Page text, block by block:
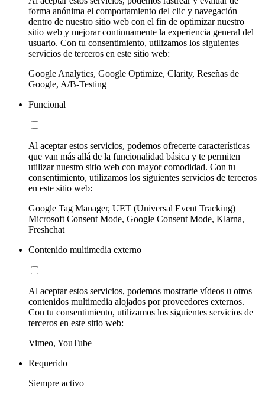
forma anónima el comportamiento del clic y navegación
dentro de nuestro sitio web con el fin de optimizar nuestro
sitio web y mejorar continuamente la experiencia general del
usuario. Con tu consentimiento, utilizamos los siguientes
servicios de terceros en este sitio web:
Google Analytics, Google Optimize, Clarity, Reseñas de
Google, A/B-Testing
Funcional
Al aceptar estos servicios, podemos ofrecerte características
que van más allá de la funcionalidad básica y te permiten
utilizar nuestro sitio web con mayor comodidad. Con tu
consentimiento, utilizamos los siguientes servicios de terceros
en este sitio web:
Google Tag Manager, UET (Universal Event Tracking)
Microsoft Consent Mode, Google Consent Mode, Klarna,
Freshchat
Contenido multimedia externo
Al aceptar estos servicios, podemos mostrarte vídeos u otros
contenidos multimedia alojados por proveedores externos.
Con tu consentimiento, utilizamos los siguientes servicios de
terceros en este sitio web:
Vimeo, YouTube
Requerido
Siempre activo